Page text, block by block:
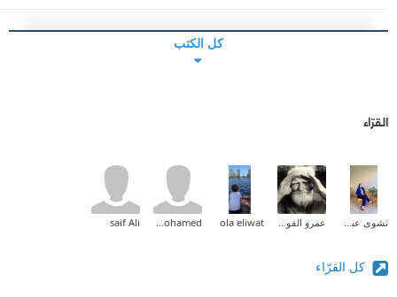
كل الكتب
القرّاء
نشوى عبدالمقصود عمرو القوصي ola eliwat
amr mohamed
saif Ali
كل القرّاء